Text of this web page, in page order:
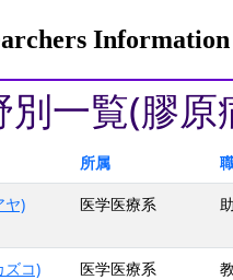
Information
別一覧(膠
所属
ヤ)
医学医療系
ズコ)
医学医療系